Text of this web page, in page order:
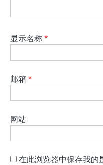
显示名称 *
邮箱 *
网站
在此浏览器中保存我的